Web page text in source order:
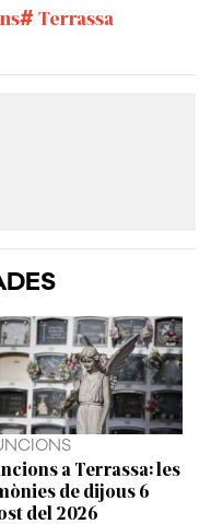
Terrassa
a Terrassa: les
de dijous 6
del 2026